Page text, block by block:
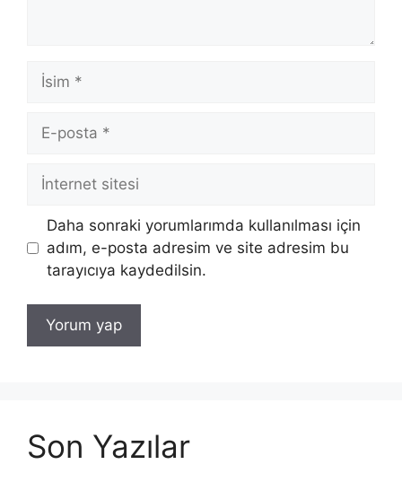
İsim
posta
İnternet
sitesi
Daha sonraki yorumlarımda kullanılması için
adım, e-posta adresim ve site adresim bu
tarayıcıya kaydedilsin.
Son Yazılar